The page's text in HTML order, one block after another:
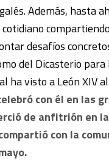
Además, hasta
desafíos
del Dicasterio para
ha visto a León XIV
con él en las
de anfitrión en
con la